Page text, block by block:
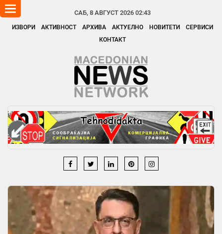
САБ, 8 АВГУСТ 2026 02:43
ИЗВОРИ АКТИВНОСТ АРХИВА АКТУЕЛНО НОВИТЕТИ
СЕРВИСИ
КОНТАКТ
Toggle
navigation